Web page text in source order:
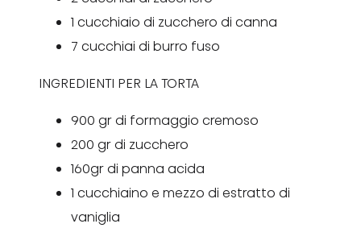
1 cucchiaio di zucchero di canna
7 cucchiai di burro fuso
INGREDIENTI PER LA TORTA
900 gr di formaggio cremoso
200 gr di zucchero
160gr di panna acida
1 cucchiaino e mezzo di estratto di
vaniglia